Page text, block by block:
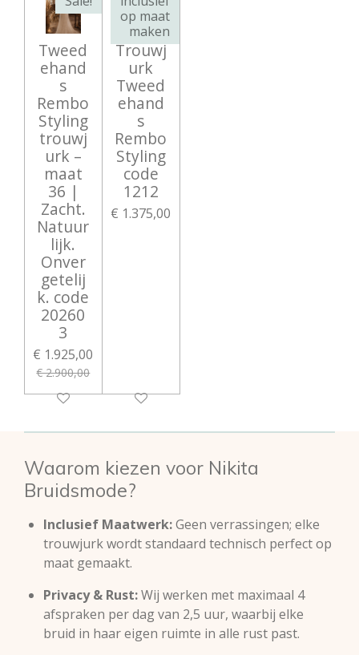
Tweed
ehand
s
Rembo
Styling
trouwj
urk –
maat
36 |
Zacht.
Natuur
lijk.
Onver
getelij
k. code
20260
3
€ 1.925,00
€ 2.900,00
op maat
maken
Trouwj
urk
Tweed
ehand
s
Rembo
Styling
code
1212
€ 1.375,00
Waarom kiezen voor Nikita
Bruidsmode?
Inclusief Maatwerk:Geen verrassingen; elke
trouwjurk wordt standaard technisch perfect op
maat gemaakt.
Privacy & Rust:Wij werken met maximaal 4
afspraken per dag van 2,5 uur, waarbij elke
bruid in haar eigen ruimte in alle rust past.